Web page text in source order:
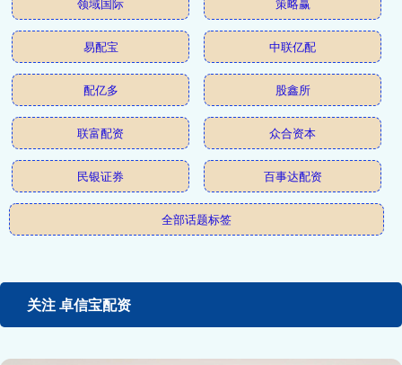
领域国际 策略赢
易配宝 中联亿配
配亿多 股鑫所
联富配资 众合资本
民银证券 百事达配资
全部话题标签
关注 卓信宝配资